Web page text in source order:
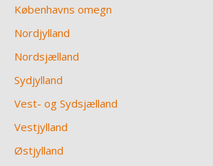
Københavns omegn
Nordjylland
Nordsjælland
Sydjylland
Vest- og Sydsjælland
Vestjylland
Østjylland